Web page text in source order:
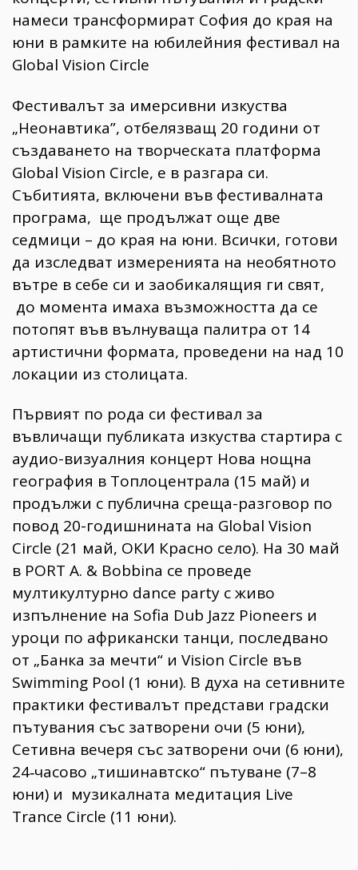
намеси трансформират София до края на
юни в рамките на юбилейния фестивал на
Global Vision Circle
Фестивалът за имерсивни изкуства
„Неонавтика”, отбелязващ 20 години от
създаването на творческата платформа
Global Vision Circle, е в разгара си.
Събитията, включени във фестивалната
програма, ще продължат още две
седмици – до края на юни. Всички, готови
да изследват измеренията на необятното
вътре в себе си и заобикалящия ги свят,
до момента имаха възможността да се
потопят във вълнуваща палитра от 14
артистични формата, проведени на над 10
локации из столицата.
Първият по рода си фестивал за
въвличащи публиката изкуства стартира с
аудио-визуалния концерт Нова нощна
география в Топлоцентрала (15 май) и
продължи с публична среща-разговор по
повод 20-годишнината на Global Vision
Circle (21 май, ОКИ Красно село). На 30 май
в PORT A. & Bobbina се проведе
мултикултурно dance party с живо
изпълнение на Sofia Dub Jazz Pioneers и
уроци по африкански танци, последвано
от „Банка за мечти“ и Vision Circle във
Swimming Pool (1 юни). В духа на сетивните
практики фестивалът представи градски
пътувания със затворени очи (5 юни),
Сетивна вечеря със затворени очи (6 юни),
24‑часово „тишинавтско“ пътуване (7–8
юни) и музикалната медитация Live
Trance Circle (11 юни).